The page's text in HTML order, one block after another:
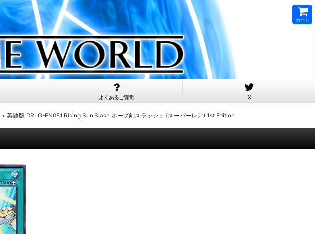
カート
よくあるご質問 X
> 英語版 DRLG-EN051 Rising Sun Slash ホープ剣スラッシュ (スーパーレア) 1st Edition